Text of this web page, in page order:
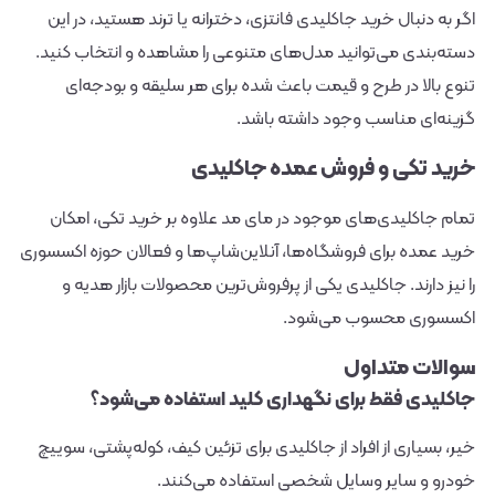
اگر به دنبال خرید جاکلیدی فانتزی، دخترانه یا ترند هستید، در این
دسته‌بندی می‌توانید مدل‌های متنوعی را مشاهده و انتخاب کنید.
تنوع بالا در طرح و قیمت باعث شده برای هر سلیقه و بودجه‌ای
گزینه‌ای مناسب وجود داشته باشد.
خرید تکی و فروش عمده جاکلیدی
تمام جاکلیدی‌های موجود در مای مد علاوه بر خرید تکی، امکان
خرید عمده برای فروشگاه‌ها، آنلاین‌شاپ‌ها و فعالان حوزه اکسسوری
را نیز دارند. جاکلیدی یکی از پرفروش‌ترین محصولات بازار هدیه و
اکسسوری محسوب می‌شود.
سوالات متداول
جاکلیدی فقط برای نگهداری کلید استفاده می‌شود؟
خیر، بسیاری از افراد از جاکلیدی برای تزئین کیف، کوله‌پشتی، سوییچ
خودرو و سایر وسایل شخصی استفاده می‌کنند.